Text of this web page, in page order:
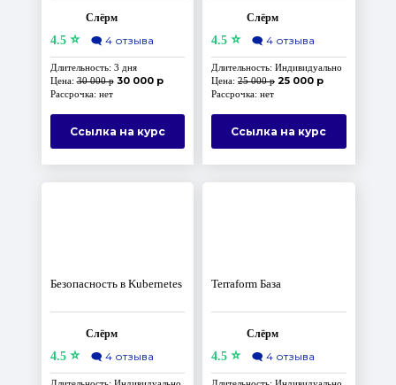
Слёрм
4.5⭐ 🗨️ 4 отзыва
Длительность: 3 дня
Цена:30 000 р 30 000 р
Рассрочка: нет
Ссылка на курс
Слёрм
4.5 ⭐ 🗨️ 4 отзыва
Длительность: Индивидуально
Цена: 25 000 р 25 000 р
Рассрочка: нет
Ссылка на курс
Безопасность в Kubernetes
Слёрм
4.5⭐ 🗨️ 4 отзыва
Terraform База
Слёрм
4.5 ⭐ 🗨️ 4 отзыва